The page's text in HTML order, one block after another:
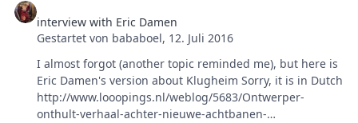
hat auch seinen Auftritt. Eine sehr interessante Doku,
die - obwohl gerade mal 10 Jahre alt - eine kleine
Zeitreise ist. Ein großer Teil der gezeigten Bereiche
existiert heute gar nicht mehr oder sieht ganz anders
aus. Viel …
interview with Eric Damen
Gestartet von bababoel, 12. Juli 2016
I almost forgot (another topic reminded me), but here is
Eric Damen's version about Klugheim Sorry, it is in Dutch
http://www.looopings.nl/weblog/5683/Ontwerper-
onthult-verhaal-achter-nieuwe-achtbanen-